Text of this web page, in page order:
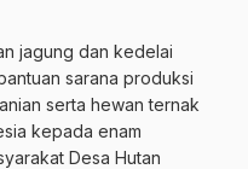
jagung dan kedelai
sarana produksi
serta hewan ternak
kepada enam
Desa Hutan